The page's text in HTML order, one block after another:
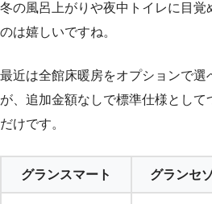
冬の風呂上がりや夜中トイレに目覚
のは嬉しいですね。
最近は全館床暖房をオプションで選
が、追加金額なしで標準仕様とし
だけです。
グランスマート グランセ